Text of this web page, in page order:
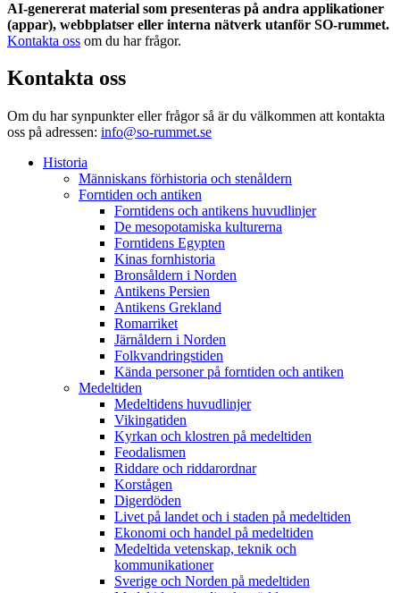
AI-genererat material som presenteras på andra applikationer
(appar), webbplatser eller interna nätverk utanför SO-rummet.
Kontakta oss om du har frågor.
Kontakta oss
Om du har synpunkter eller frågor så är du välkommen att kontakta
oss på adressen: info@so-rummet.se
Historia
Människans förhistoria och stenåldern
Forntiden och antiken
Forntidens och antikens huvudlinjer
De mesopotamiska kulturerna
Forntidens Egypten
Kinas fornhistoria
Bronsåldern i Norden
Antikens Persien
Antikens Grekland
Romarriket
Järnåldern i Norden
Folkvandringstiden
Kända personer på forntiden och antiken
Medeltiden
Medeltidens huvudlinjer
Vikingatiden
Kyrkan och klostren på medeltiden
Feodalismen
Riddare och riddarordnar
Korstågen
Digerdöden
Livet på landet och i staden på medeltiden
Ekonomi och handel på medeltiden
Medeltida vetenskap, teknik och
kommunikationer
Sverige och Norden på medeltiden